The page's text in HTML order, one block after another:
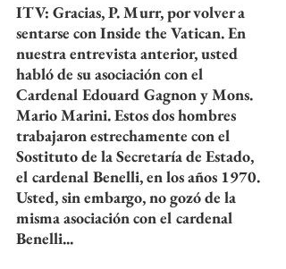
ITV: Gracias, P. Murr, por volver a
sentarse con Inside the Vatican. En
nuestra entrevista anterior, usted
habló de su asociación con el
Cardenal Edouard Gagnon y Mons.
Mario Marini. Estos dos hombres
trabajaron estrechamente con el
Sostituto de la Secretaría de Estado,
el cardenal Benelli, en los años 1970.
Usted, sin embargo, no gozó de la
misma asociación con el cardenal
Benelli...